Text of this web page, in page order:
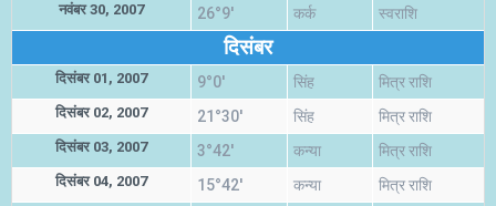
नवंबर 30, 2007 26°9' कर्क स्वराशि
दिसंबर
दिसंबर 01, 2007 9°0' सिंह मित्र राशि
दिसंबर 02, 2007 21°30' सिंह मित्र राशि
दिसंबर 03, 2007 3°42' कन्या मित्र राशि
दिसंबर 04, 2007 15°42' कन्या मित्र राशि